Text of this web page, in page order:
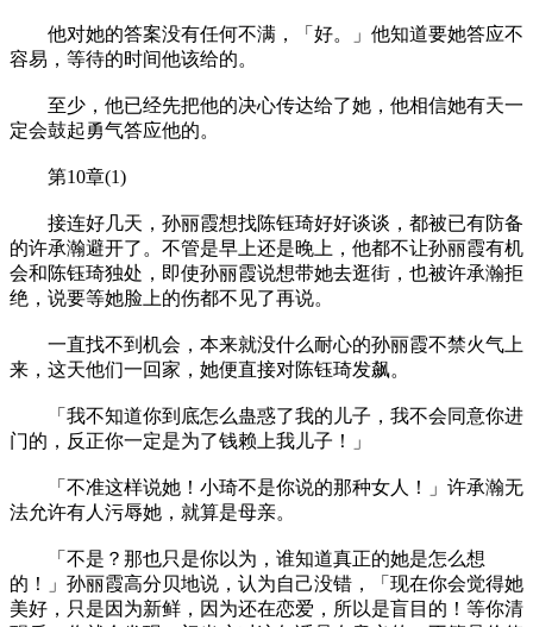
他对她的答案没有任何不满，「好。」他知道要她答应不
容易，等待的时间他该给的。
至少，他已经先把他的决心传达给了她，他相信她有天一
定会鼓起勇气答应他的。
第10章(1)
接连好几天，孙丽霞想找陈钰琦好好谈谈，都被已有防备
的许承瀚避开了。不管是早上还是晚上，他都不让孙丽霞有机
会和陈钰琦独处，即使孙丽霞说想带她去逛街，也被许承瀚拒
绝，说要等她脸上的伤都不见了再说。
一直找不到机会，本来就没什么耐心的孙丽霞不禁火气上
来，这天他们一回家，她便直接对陈钰琦发飙。
「我不知道你到底怎么蛊惑了我的儿子，我不会同意你进
门的，反正你一定是为了钱赖上我儿子！」
「不准这样说她！小琦不是你说的那种女人！」许承瀚无
法允许有人污辱她，就算是母亲。
「不是？那也只是你以为，谁知道真正的她是怎么想
的！」孙丽霞高分贝地说，认为自己没错，「现在你会觉得她
美好，只是因为新鲜，因为还在恋爱，所以是盲目的！等你清